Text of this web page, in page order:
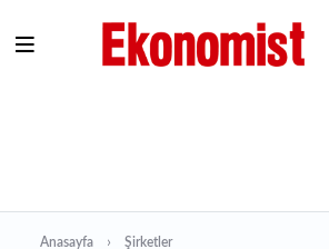
Anasayfa Şirketler